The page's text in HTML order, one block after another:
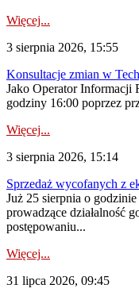
Więcej...
3 sierpnia 2026, 15:55
Konsultacje zmian w
Jako Operator Informacji
godziny 16:00 poprzez
Więcej...
3 sierpnia 2026, 15:14
Sprzedaż wycofanych z
Już 25 sierpnia o
prowadzące działalność
postępowaniu...
Więcej...
31 lipca 2026, 09:45